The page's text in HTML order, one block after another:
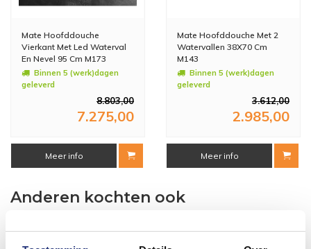
Mate Hoofddouche
Vierkant Met Led Waterval
En Nevel 95 Cm M173
Binnen 5 (werk)dagen
geleverd
8.803,00
7.275,00
Meer info
Mate Hoofddouche Met 2
Watervallen 38X70 Cm
M143
Binnen 5 (werk)dagen
geleverd
3.612,00
2.985,00
Meer info
Anderen kochten ook